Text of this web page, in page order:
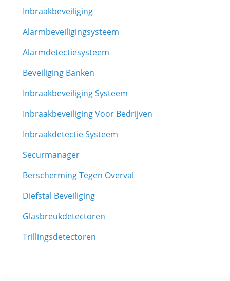
Inbraakbeveiliging
Alarmbeveiligingsysteem
Alarmdetectiesysteem
Beveiliging Banken
Inbraakbeveiliging Systeem
Inbraakbeveiliging Voor Bedrijven
Inbraakdetectie Systeem
Securmanager
Berscherming Tegen Overval
Diefstal Beveiliging
Glasbreukdetectoren
Trillingsdetectoren